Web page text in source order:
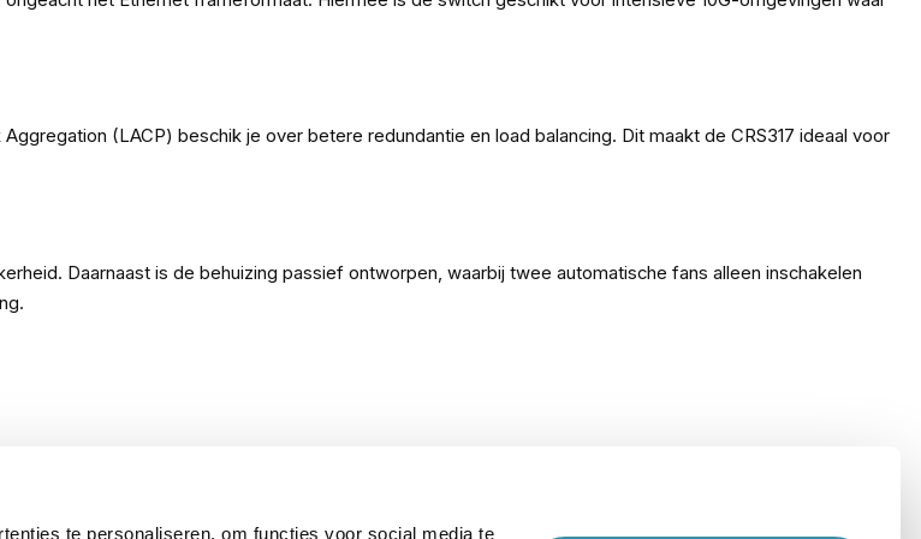
te personaliseren, om functies voor social media te
(LACP) beschik je over betere redundantie en load balancing. Dit maakt de CRS317 ideaal voor
Daarnaast is de behuizing passief ontworpen, waarbij twee automatische fans alleen inschakelen